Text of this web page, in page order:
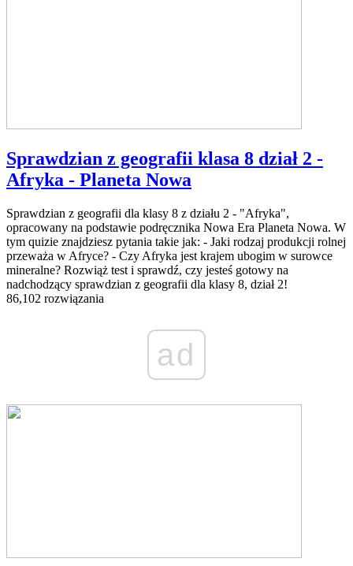
Sprawdzian z geografii klasa 8 dział 2 -
Afryka - Planeta Nowa
Sprawdzian z geografii dla klasy 8 z działu 2 - "Afryka",
opracowany na podstawie podręcznika Nowa Era Planeta Nowa. W
tym quizie znajdziesz pytania takie jak: - Jaki rodzaj produkcji rolnej
przeważa w Afryce? - Czy Afryka jest krajem ubogim w surowce
mineralne? Rozwiąż test i sprawdź, czy jesteś gotowy na
nadchodzący sprawdzian z geografii dla klasy 8, dział 2!
86,102 rozwiązania
ad